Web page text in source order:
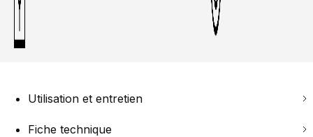
Utilisation et entretien
Fiche technique